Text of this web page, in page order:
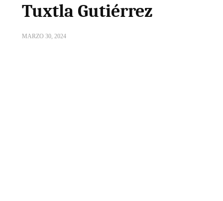
Tuxtla Gutiérrez
MARZO 30, 2024